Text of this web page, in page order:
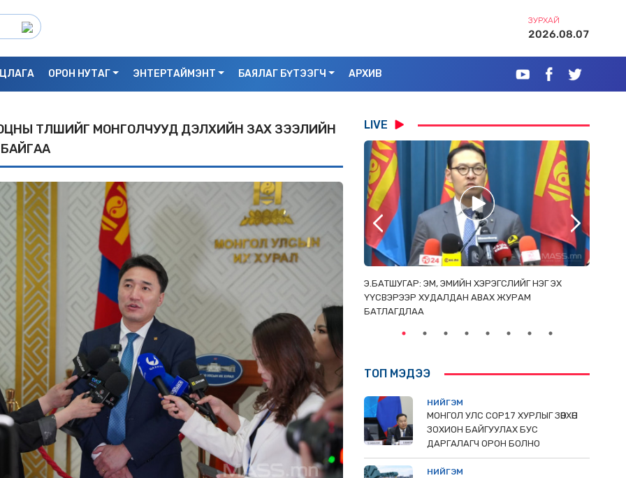
ЗУРХАЙ
2026.08.07
ОРОН НУТАГ ЭНТЕРТАЙМЭНТ БАЯЛАГ БҮТЭЭГЧ АРХИВ
ТҮЛШИЙГ МОНГОЛЧУУД ДЭЛXИЙН ЗАX ЗЭЭЛИЙН
LIVE
С.БАЯРБИЛЭГ: ДРАГОН ТӨВИЙН 3 ДАВХРААС
УНАСАН 25 НАСТАЙ ЭМЭГТЭЙ АМИА ХОРЛОСОН
БАЙЖ БОЛЗОШГҮЙ
Э.БАТШУГАР: ЭМ, ЭМИЙН ХЭРЭГСЛИЙГ НЭГ ЭХ
ҮҮСВЭРЭЭР ХУДАЛДАН АВАХ ЖУРАМ
БАТЛАГДЛАА
ТОП МЭДЭЭ
НИЙГЭМ
МОНГОЛ УЛС СОР17 ХУРЛЫГ ЗӨВХӨН
ЗОХИОН БАЙГУУЛАХ БУС
ДАРГАЛАГЧ ОРОН БОЛНО
НИЙГЭМ